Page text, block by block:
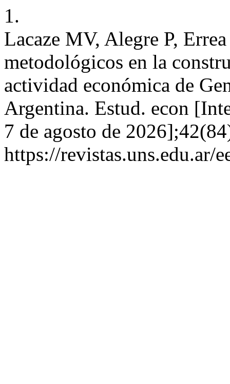
1.
Lacaze MV, Alegre P,
metodológicos en la
actividad económica de
Argentina. Estud. econ
7 de agosto de
https://revistas.uns.edu.ar/